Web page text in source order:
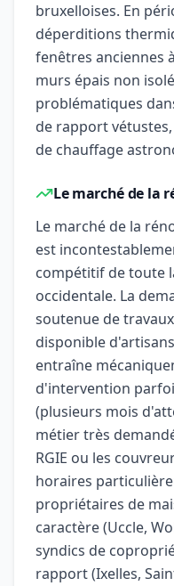
bruxelloises. En
déperditions
fenêtres anciennes
murs épais non
problématiques
de rapport
de chauffage
Le marché de la
Le marché de la
est
compétitif de toute
occidentale. La
soutenue de
disponible
entraîne
d'intervention
(plusieurs mois
métier très
RGIE ou les
horaires
propriétaires de
caractère (Uccle,
syndics de
rapport (Ixelles,